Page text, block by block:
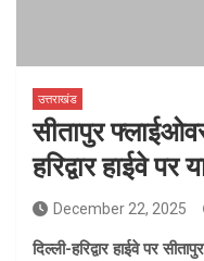
उत्तराखंड
सीतापुर
हरिद्वार हाईवे पर
December 22, 2025
दिल्ली-हरिद्वार हाईवे पर